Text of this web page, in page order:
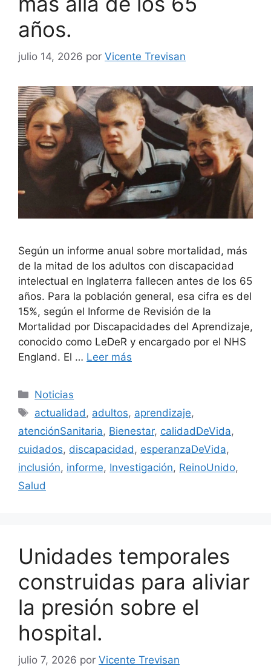
años.
julio 14, 2026 por Vicente Trevisan
Según un informe anual sobre mortalidad, más
de la mitad de los adultos con discapacidad
intelectual en Inglaterra fallecen antes de los 65
años. Para la población general, esa cifra es del
15%, según el Informe de Revisión de la
Mortalidad por Discapacidades del Aprendizaje,
conocido como LeDeR y encargado por el NHS
England. El … Leer más
Categorías
Noticias
Etiquetas
actualidad, adultos, aprendizaje,
atenciónSanitaria, Bienestar, calidadDeVida,
cuidados, discapacidad, esperanzaDeVida,
inclusión, informe, Investigación, ReinoUnido,
Salud
Unidades temporales
construidas para aliviar
la presión sobre el
hospital.
julio 7, 2026 por Vicente Trevisan